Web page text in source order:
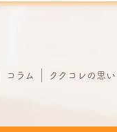
コラム ククコレの思い